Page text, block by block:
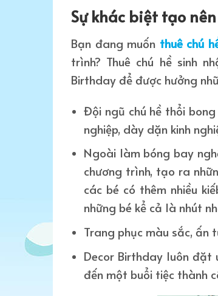
Sự khác biệt tạo
Bạn đang muốn thuê chú
trình? Thuê chú hề sinh
Birthday để được hưởng
Đội ngũ chú hề thổi
nghiệp, dày dặn kinh
Ngoài làm bóng bay
chương trình, tạo ra
các bé có thêm nhiều
những bé kể cả là nhút
Trang phục màu sắc, ấn
Decor Birthday luôn đặt
đến một buổi tiệc thành